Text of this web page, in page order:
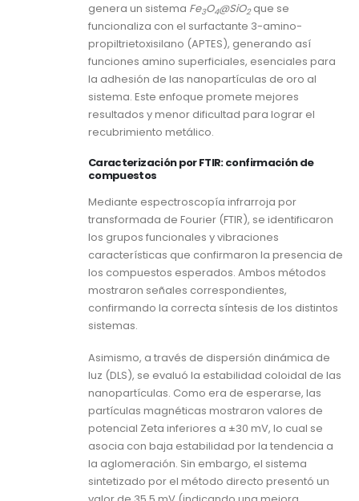
genera un sistema Fe3O4@SiO2que se
funcionaliza con el surfactante 3-amino-
propiltrietoxisilano (APTES), generando así
funciones amino superficiales, esenciales para
la adhesión de las nanopartículas de oro al
sistema. Este enfoque promete mejores
resultados y menor dificultad para lograr el
recubrimiento metálico.
Caracterización por FTIR: confirmación de
compuestos
Mediante espectroscopía infrarroja por
transformada de Fourier (FTIR), se identificaron
los grupos funcionales y vibraciones
características que confirmaron la presencia de
los compuestos esperados. Ambos métodos
mostraron señales correspondientes,
confirmando la correcta síntesis de los distintos
sistemas.
Asimismo, a través de dispersión dinámica de
luz (DLS), se evaluó la estabilidad coloidal de las
nanopartículas. Como era de esperarse, las
partículas magnéticas mostraron valores de
potencial Zeta inferiores a ±30 mV, lo cual se
asocia con baja estabilidad por la tendencia a
la aglomeración. Sin embargo, el sistema
sintetizado por el método directo presentó un